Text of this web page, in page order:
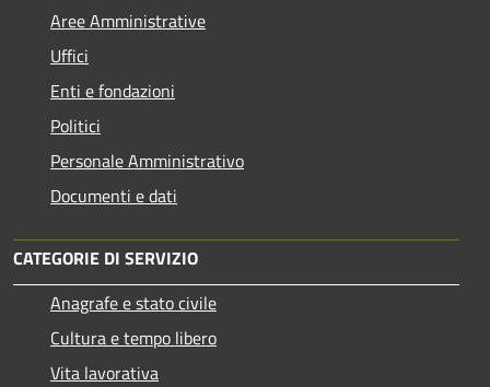
Aree Amministrative
Uffici
Enti e fondazioni
Politici
Personale Amministrativo
Documenti e dati
CATEGORIE DI SERVIZIO
Anagrafe e stato civile
Cultura e tempo libero
Vita lavorativa